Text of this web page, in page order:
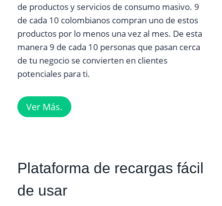
de productos y servicios de consumo masivo. 9
de cada 10 colombianos compran uno de estos
productos por lo menos una vez al mes. De esta
manera 9 de cada 10 personas que pasan cerca
de tu negocio se convierten en clientes
potenciales para ti.
Ver Más.
Plataforma de recargas fácil
de usar